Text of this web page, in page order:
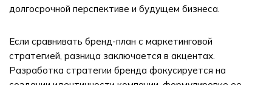
долгосрочной перспективе и будущем бизнеса.
Если сравнивать бренд-план с маркетинговой
стратегией, разница заключается в акцентах.
Разработка стратегии бренда фокусируется на